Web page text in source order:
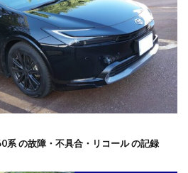
系 の故障・不具合・リコール の記録